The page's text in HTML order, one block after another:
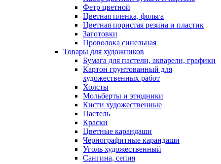
Фетр цветной
Цветная пленка, фольга
Цветная пористая резина и пластик
Заготовки
Проволока синельная
Товары для художников
Бумага для пастели, акварели, графики
Картон грунтованный для
художественных работ
Холсты
Мольберты и этюдники
Кисти художественные
Пастель
Краски
Цветные карандаши
Чернографитные карандаши
Уголь художественный
Сангина, сепия